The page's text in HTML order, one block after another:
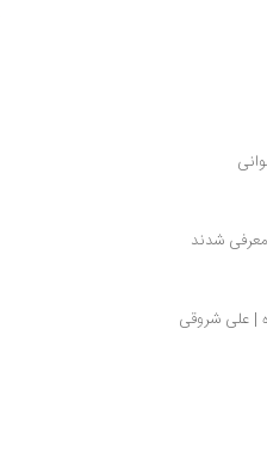
معرفی شدند
| علی شروقی